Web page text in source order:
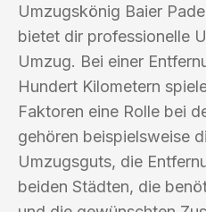
Umzugskönig Baier
bietet dir professionelle
Umzug. Bei einer
Hundert Kilometern
Faktoren eine Rolle bei
gehören beispielsweise
Umzugsguts, die
beiden Städten, die